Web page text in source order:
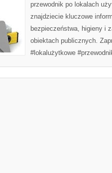
przewodnik po lokalach
znajdziecie kluczowe
bezpieczeństwa, higieny i
obiektach publicznych.
#lokalużytkowe